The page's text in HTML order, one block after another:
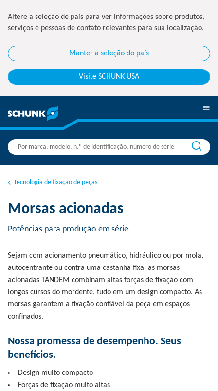
Altere a seleção de país para ver informações sobre produtos,
serviços e pessoas de contato relevantes para sua localização.
Manter a seleção do país
Visite SCHUNK USA
Tecnologia de fixação de peças
Morsas acionadas
Potências para produção em série.
Sejam com acionamento pneumático, hidráulico ou por mola,
autocentrante ou contra uma castanha fixa, as morsas
acionadas TANDEM combinam altas forças de fixação com
longos cursos do mordente, tudo em um design compacto. As
morsas garantem a fixação confiável da peça em espaços
confinados.
Nossa promessa de desempenho. Seus
benefícios.
Design muito compacto
Forças de fixação muito altas